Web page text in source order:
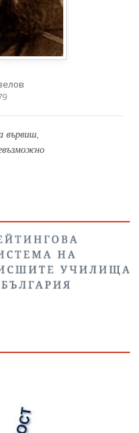
вървиш,